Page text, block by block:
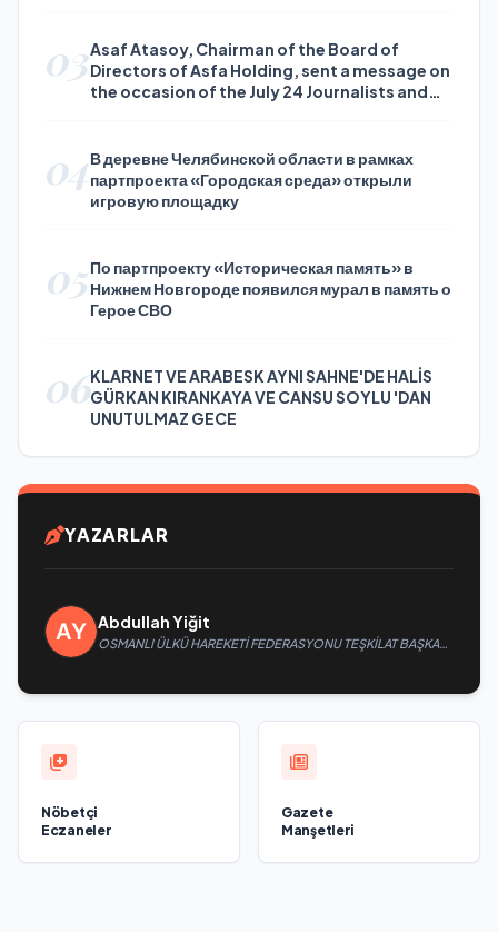
03Asaf Atasoy, Chairman of the Board of
Directors of Asfa Holding, sent a message on
the occasion of the July 24 Journalists and
04В деревне Челябинской области в рамках
партпроекта «Городская среда» открыли
игровую площадку
05По партпроекту «Историческая память» в
Нижнем Новгороде появился мурал в память о
Герое СВО
06KLARNET VE ARABESK AYNI SAHNE'DE HALİS
GÜRKAN KIRANKAYA VE CANSU SOYLU 'DAN
UNUTULMAZ GECE
YAZARLAR
Abdullah Yiğit
OSMANLI ÜLKÜ HAREKETİ FEDERASYONU TEŞKİLAT BAŞKANI
KARARLILIKLA YÜRÜYORUZ”
Nöbetçi
Eczaneler
Gazete
Manşetleri